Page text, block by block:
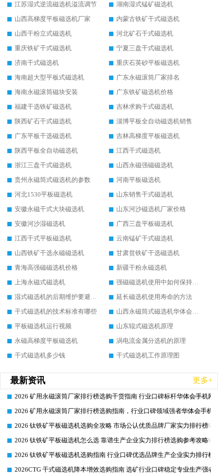
江苏湿式逆流磁选机溢流调节
湖南湿式锰矿磁选机
山西高梯度平板磁选机厂家
内蒙古铁矿干式磁选机
山西干粉立式磁选机
河北矿石干式磁选机
重庆铁矿干式磁选机
宁夏三盘干式磁选机
济南干式磁选机
重庆石英砂平板磁选机
海南超大型平板式磁选机
广东永磁滚筒厂家排名
海南永磁滚筒磁块安装
广东铁矿磁选机价格
福建干选铁矿磁选机
吉林求购干式磁选机
陕西矿石干式磁选机
淄博平板全自动磁选机销售
广东平板干选磁选机
吉林高梯度平板磁选机
陕西平板全自动磁选机
江西干式磁选机
浙江三盘干式磁选机
山西永磁强磁磁选机
贵州永磁筒式磁选机的参数
河南平板磁选机
河北1530平板磁选机
山东销售干式磁选机
安徽永磁干式大块磁选机
山东河沙磁选机厂家价格
安徽河沙湿磁选机
广西三盘平板磁选机
江西干式平板磁选机
云南锰矿干式磁选机
山西铁矿干选永磁磁选机
甘肃贫铁矿干选磁选机
青海高强磁磁选机价格
新疆干粉永磁选机
上海永磁式磁选机
强磁磁选机使用中如何保持其顺畅运行
湿式磁选机的后期维护要避开哪些坑
延长磁选机使用寿命的方法
干式磁选机的技术标准有哪些
山西永磁筒式磁选机华体会手机网页版-华体会(中国)
平板磁选机运行视频
山东辊式磁选机原理
永磁高梯度平板磁选机
涡电流金属分选机的原理
干式磁选机多少钱
干式磁选机工作原理图
最新资讯 更多+
2026-06-26
2026 矿用永磁滚筒厂家排行榜选购干货指南 行业口碑标杆华体会手机网
2026-06-26
2026 矿用永磁滚筒厂家排行榜选购指南，行业口碑领域强者华体会手机
2026-06-26
2026 钛铁矿平板磁选机选购全攻略 市场公认优质品牌厂家实力排行榜
2026-06-26
2026 钛铁矿平板磁选机怎么选 靠谱生产企业实力排行榜选购参考攻略
2026-06-26
2026 钛铁矿平板磁选机选购指南 行业口碑优选品牌生产企业实力排行榜
2026-06-26
2026CTG 干式磁选机降本增效选购指南 选矿行业口碑稳定专业生产强者